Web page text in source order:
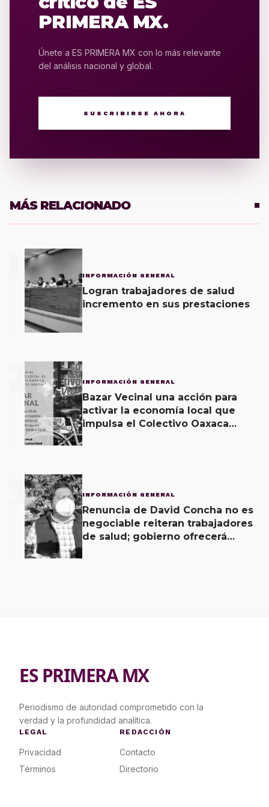
PRIMERA MX.
Únete a ES PRIMERA MX con lo más relevante
del análisis nacional y global.
SUSCRIBIRSE AHORA
MÁS RELACIONADO
INFORMACIÓN GENERAL
Logran trabajadores de salud
incremento en sus prestaciones
2 INFORMACIÓN GENERAL
Bazar Vecinal una acción para
activar la economía local que
impulsa el Colectivo Oaxaca
3 INFORMACIÓN GENERAL
Renuncia de David Concha no es
negociable reiteran trabajadores
de salud; gobierno ofrecerá
ES PRIMERA MX
Periodismo de autoridad comprometido con la
verdad y la profundidad analítica.
LEGAL
Privacidad
Términos
REDACCIÓN
Contacto
Directorio